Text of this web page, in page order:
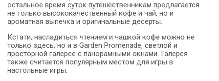
остальное время суток путешественникам предлагается
не только высококачественный кофе и чай, но и
ароматная выпечка и оригинальные десерты.
Кстати, насладиться чтением и чашкой кофе можно не
только здесь, но и в Garden Promenade, светлой и
просторной галерее с панорамными окнами. Галерея
также считается популярным местом для игры в
настольные игры.